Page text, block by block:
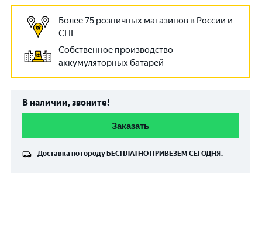
Более 75 розничных магазинов в России и
СНГ
Собственное производство
аккумуляторных батарей
В наличии, звоните!
Заказать
Доставка по городу БЕСПЛАТНО ПРИВЕЗЁМ СЕГОДНЯ.